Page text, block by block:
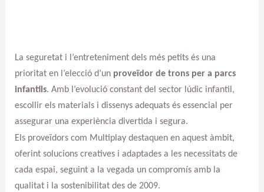
La seguretat i l’entreteniment dels més petits és una
prioritat en l’elecció d’un proveïdor de trons per a parcs
infantils. Amb l’evolució constant del sector lúdic infantil,
escollir els materials i dissenys adequats és essencial per
assegurar una experiència divertida i segura.
Els proveïdors com Multiplay destaquen en aquest àmbit,
oferint solucions creatives i adaptades a les necessitats de
cada espai, seguint a la vegada un compromís amb la
qualitat i la sostenibilitat des de 2009.